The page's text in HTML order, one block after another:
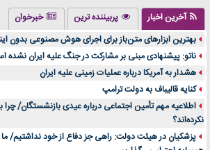
تولید لیوان کاغذی یک کسب‌ و کار پر سود و رو‌ به‌ رشد در
درد زانو بعد از تمرین با تردمیل؟ شاید مشکل از این انتخاب
آینده موسیقی هم‌اکنون در اینجاست
بهترین راه تبلیغات کلینیک زیبایی و افزایش مشتری کدام
مقایسه قالب آسترا با وودمارت و فلت‌سام (فارسی)
خرید سمعک کارکرده یا دست دوم | نکات مهم قبل از
خرید و فروش قطعات سرور دست دوم در ماهان شبکه
اهمیت انتخاب بهترین وکیل در سعادت آباد برای
آخرین اخبار پربیننده ترین
خبرخوان
بهترین ابزارهای متن‌باز برای اجرای هوش مصنوعی بدون
ناتو: پیشنهادی مبنی بر مشارکت در جنگ علیه ایران نشده
هشدار به آمریکا درباره عملیات زمینی علیه ایران
کنایه قالیباف به دولت ترامپ
اطلاعیه مهم تأمین اجتماعی درباره عیدی بازنشستگان/
نکرده‌اند؟
پزشکیان در هیئت دولت: راهی جز دفاع از خود نداشتیم/